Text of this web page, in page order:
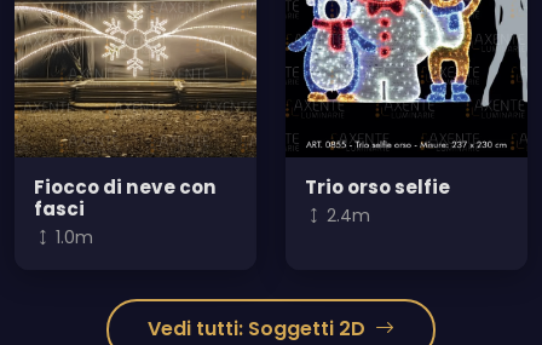
Fiocco di neve con
fasci
1.0m
Trio orso selfie
2.4m
Vedi tutti: Soggetti 2D